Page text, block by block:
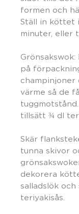
formen och
Ställ in köttet
minuter, eller
Grönsakswok:
på
champinjoner
värme så de
tillsätt ¾ dl
Skär
tunna skivor
dekorera
salladslök och
teriyakisås.